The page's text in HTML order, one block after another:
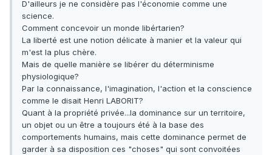
D'ailleurs je ne considère pas l'économie comme une
science.
Comment concevoir un monde libértarien?
La liberté est une notion délicate à manier et la valeur qui
m'est la plus chère.
Mais de quelle manière se libérer du déterminisme
physiologique?
Par la connaissance, l'imagination, l'action et la conscience
comme le disait Henri LABORIT?
Quant à la propriété privée...la dominance sur un territoire,
un objet ou un être a toujours été à la base des
comportements humains, mais cette dominance permet de
garder à sa disposition ces "choses" qui sont convoitées